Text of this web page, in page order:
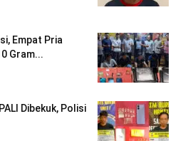
Empat Pria
Gram...
Dibekuk, Polisi